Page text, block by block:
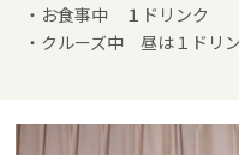
・お食事中 １ドリンク
・クルーズ中 昼は１ドリ